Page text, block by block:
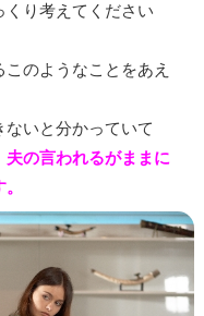
り考えてください
のようなことをあえ
いと分かっていて
の言われるがままに